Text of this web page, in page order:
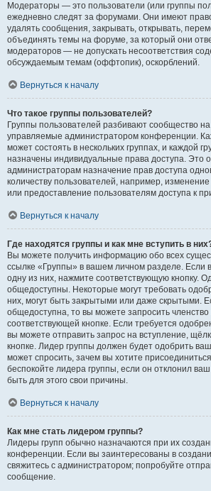
Модераторы — это пользователи (или группы
ежедневно следят за форумами. Они имеют
удалять сообщения, закрывать, открывать,
объединять темы на форуме, за который они
модераторов — не допускать несоответствия
обсуждаемым темам (оффтопик), оскорблений.
Вернуться к началу
Что такое группы пользователей?
Группы пользователей разбивают сообщество на
управляемые администратором конференции.
может состоять в нескольких группах, и каждой
назначены индивидуальные права доступа. Это
администраторам назначение прав доступа
количеству пользователей, например,
или предоставление пользователям доступа к
Вернуться к началу
Где находятся группы и как мне вступить в
Вы можете получить информацию обо всех
ссылке «Группы» в вашем личном разделе. Если
одну из них, нажмите соответствующую кнопку.
общедоступны. Некоторые могут требовать
них, могут быть закрытыми или даже скрытыми.
общедоступна, то вы можете запросить
соответствующей кнопке. Если требуется
вы можете отправить запрос на вступление,
кнопке. Лидер группы должен будет одобрить
может спросить, зачем вы хотите
беспокойте лидера группы, если он отклонил ваш
быть для этого свои причины.
Вернуться к началу
Как мне стать лидером группы?
Лидеры групп обычно назначаются при их
конференции. Если вы заинтересованы в
свяжитесь с администратором; попробуйте
сообщение.